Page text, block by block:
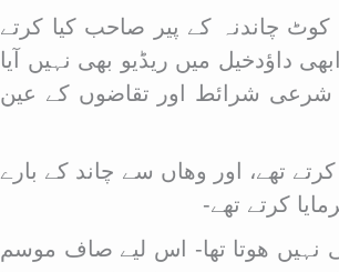
کوٹ چاندنہ کے پیر صاحب کیا کرتے
داؤدخیل میں ریڈیو بھی نہیں آیا
شرعی شرائط اور تقاضوں کے عین
تھے، اور وھاں سے چاند کے بارے
کرتے تھے-
نہیں ھوتا تھا- اس لیے صاف موسم